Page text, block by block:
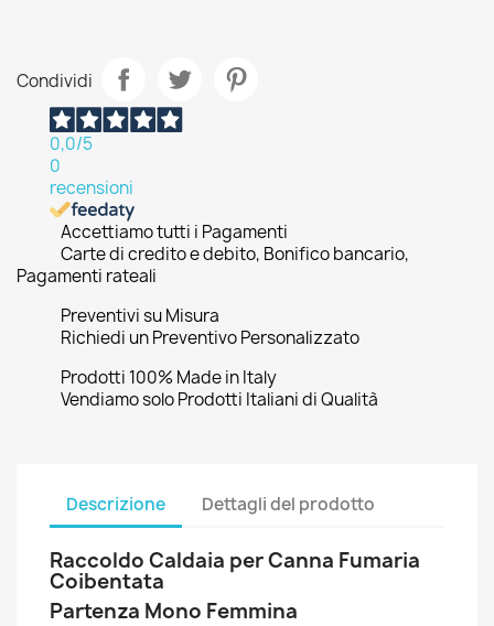
Condividi
0,0/5
0
recensioni
Accettiamo tutti i Pagamenti
Carte di credito e debito, Bonifico bancario,
Pagamenti rateali
Preventivi su Misura
Richiedi un Preventivo Personalizzato
Prodotti 100% Made in Italy
Vendiamo solo Prodotti Italiani di Qualità
Descrizione Dettagli del prodotto
Raccoldo Caldaia per Canna Fumaria
Coibentata
Partenza Mono Femmina